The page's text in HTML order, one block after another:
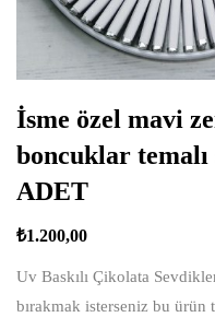
İsme özel mavi
boncuklar
ADET
₺1.200,00
Uv Baskılı Çikolata
bırakmak isterseniz bu ürün